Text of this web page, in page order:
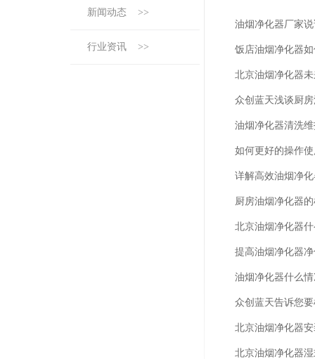
新闻动态 >>
行业资讯 >>
油烟净化器厂家
饭店油烟净化器
北京油烟净化器
众创蓝天浅谈厨
油烟净化器清洗
如何更好的操作
详解高效油烟净
厨房油烟净化器
北京油烟净化器
提高油烟净化器
油烟净化器什么
众创蓝天告诉您
北京油烟净化器
北京油烟净化器